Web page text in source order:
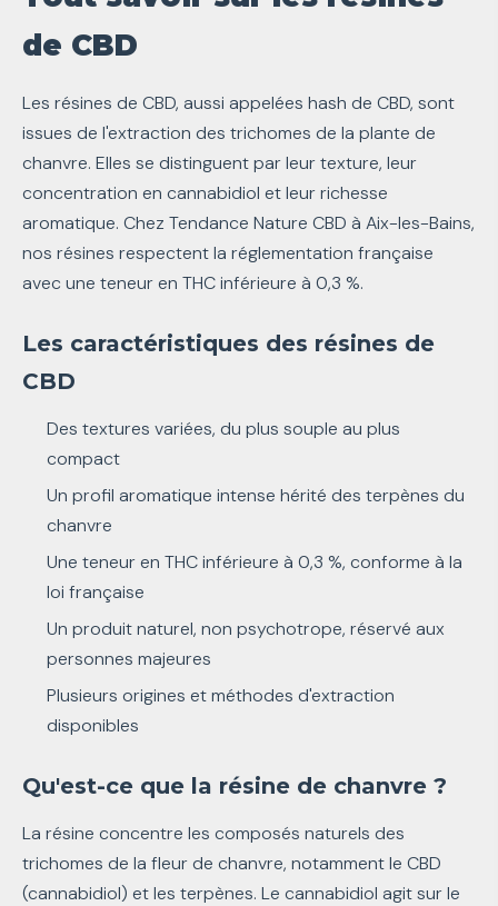
de CBD
Les résines de CBD, aussi appelées hash de CBD, sont
issues de l'extraction des trichomes de la plante de
chanvre. Elles se distinguent par leur texture, leur
concentration en cannabidiol et leur richesse
aromatique. Chez Tendance Nature CBD à Aix-les-Bains,
nos résines respectent la réglementation française
avec une teneur en THC inférieure à 0,3 %.
Les caractéristiques des résines de
CBD
Des textures variées, du plus souple au plus
compact
Un profil aromatique intense hérité des terpènes du
chanvre
Une teneur en THC inférieure à 0,3 %, conforme à la
loi française
Un produit naturel, non psychotrope, réservé aux
personnes majeures
Plusieurs origines et méthodes d'extraction
disponibles
Qu'est-ce que la résine de chanvre ?
La résine concentre les composés naturels des
trichomes de la fleur de chanvre, notamment le CBD
(cannabidiol) et les terpènes. Le cannabidiol agit sur le